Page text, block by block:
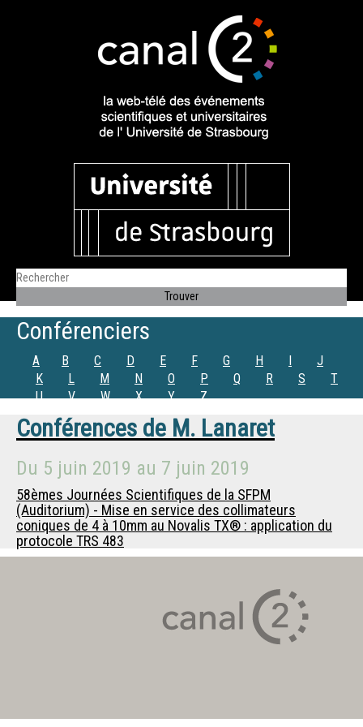
Conférenciers
A B C D E F G H I
J
K
L M N O P Q R S
T
U
V W X Y Z
Conférences de M. Lanaret
Du 5 juin 2019 au 7 juin 2019
58èmes Journées Scientifiques de la SFPM
(Auditorium) - Mise en service des collimateurs
coniques de 4 à 10mm au Novalis TX® : application du
protocole TRS 483